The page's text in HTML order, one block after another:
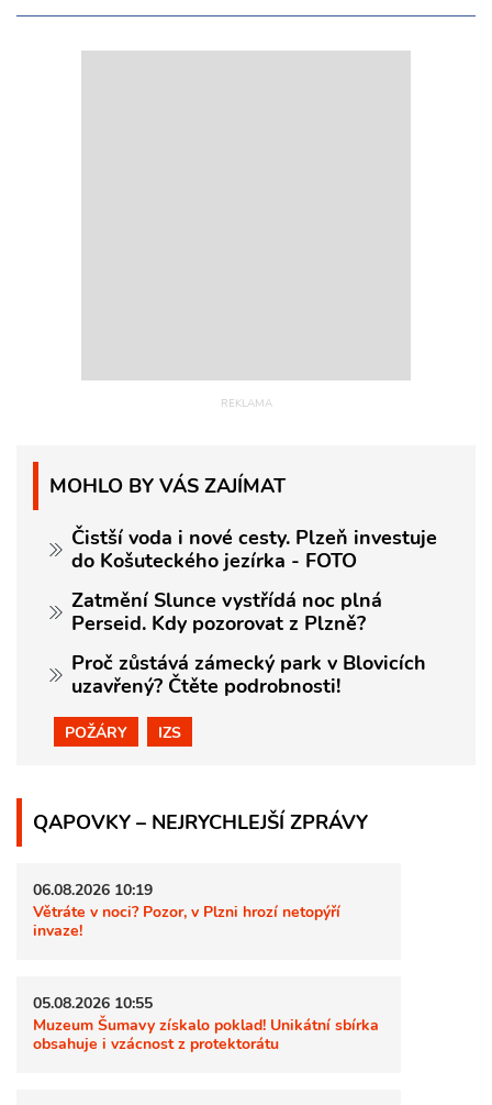
MOHLO BY VÁS ZAJÍMAT
Čistší voda i nové cesty. Plzeň investuje
do Košuteckého jezírka - FOTO
Zatmění Slunce vystřídá noc plná
Perseid. Kdy pozorovat z Plzně?
Proč zůstává zámecký park v Blovicích
uzavřený? Čtěte podrobnosti!
POŽÁRY IZS
QAPOVKY – NEJRYCHLEJŠÍ ZPRÁVY
06.08.2026 10:19
Větráte v noci? Pozor, v Plzni hrozí netopýří
invaze!
05.08.2026 10:55
Muzeum Šumavy získalo poklad! Unikátní sbírka
obsahuje i vzácnost z protektorátu